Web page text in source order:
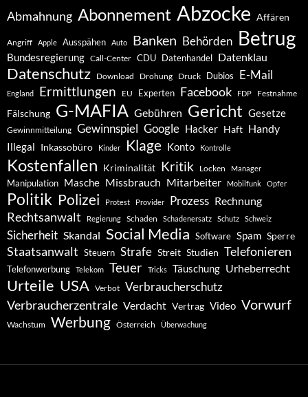
Abmahnung Abonnement Abzocke Affären
Angriff Apple Ausspähen Auto Banken Behörden Betrug
Bundesregierung Call-Center CDU Datenhandel Datenklau
Datenschutz Download Drohung Druck Dubios E-Mail
England Ermittlungen EU Experten Facebook FDP Festnahme
Fälschung G-MAFIA Gebühren Gericht Gesetze
Gewinnmitteilung Gewinnspiel Google Hacker Haft Handy
Illegal Inkassobüro Kinder Klage Konto Kontrolle
Kostenfallen Kriminalität Kritik Locken Manager
Manipulation Masche Missbrauch Mitarbeiter Mobilfunk Opfer
Politik Polizei Protest Provider Prozess Rechnung
Rechtsanwalt Regierung Schaden Schadenersatz Schutz Schweiz
Sicherheit Skandal Social Media Software Spam Sperre
Staatsanwalt Steuern Strafe Streit Studien Telefonieren
Telefonwerbung Telekom Teuer Tricks Täuschung Urheberrecht
Urteile USA Verbot Verbraucherschutz
Verbraucherzentrale Verdacht Vertrag Video Vorwurf
Wachstum Werbung Österreich Überwachung